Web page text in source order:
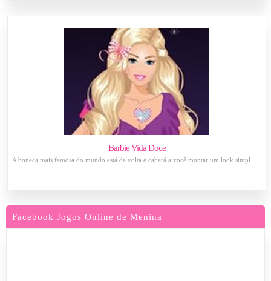
Barbie Vida Doce
A boneca mais famosa do mundo está de volta e caberá a você montar um look simpl...
Facebook Jogos Online de Menina